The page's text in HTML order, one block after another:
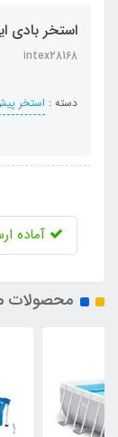
استخر بادی
intex28168
دسته : استخر
آماده
محصولات